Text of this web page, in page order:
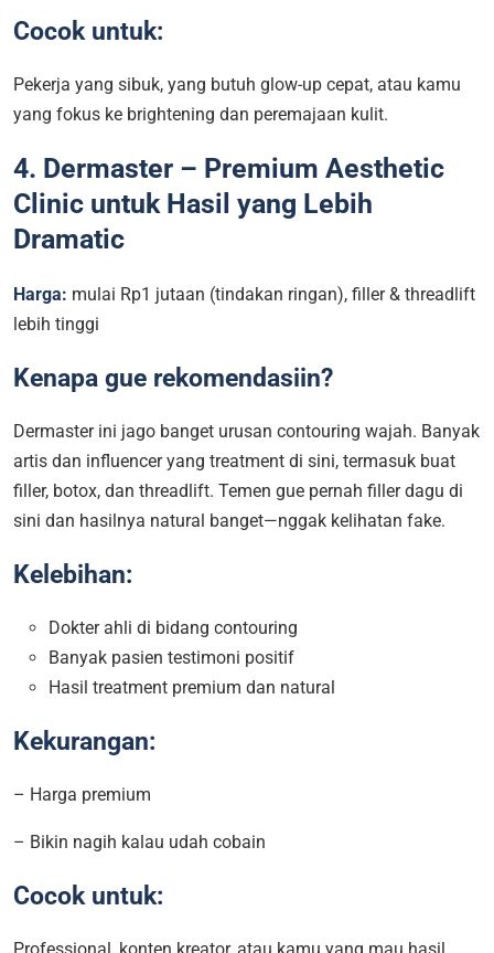
Cocok untuk:
Pekerja yang sibuk, yang butuh glow-up cepat, atau kamu
yang fokus ke brightening dan peremajaan kulit.
4. Dermaster – Premium Aesthetic
Clinic untuk Hasil yang Lebih
Dramatic
Harga: mulai Rp1 jutaan (tindakan ringan), filler & threadlift
lebih tinggi
Kenapa gue rekomendasiin?
Dermaster ini jago banget urusan contouring wajah. Banyak
artis dan influencer yang treatment di sini, termasuk buat
filler, botox, dan threadlift. Temen gue pernah filler dagu di
sini dan hasilnya natural banget—nggak kelihatan fake.
Kelebihan:
Dokter ahli di bidang contouring
Banyak pasien testimoni positif
Hasil treatment premium dan natural
Kekurangan:
– Harga premium
– Bikin nagih kalau udah cobain
Cocok untuk: